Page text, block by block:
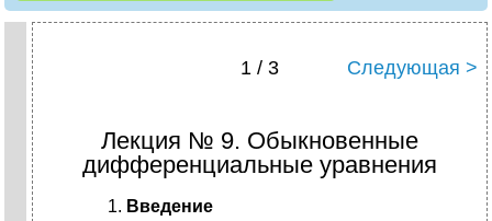
1 / 3 Следующая >
Лекция № 9. Обыкновенные
дифференциальные уравнения
Введение